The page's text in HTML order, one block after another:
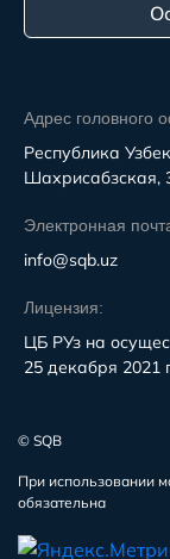
Адрес головного
Республика
Шахрисабзская,
Электронная
info@sqb.uz
Лицензия:
ЦБ РУз на
25 декабря 2021
© SQB
При использовании
обязательна